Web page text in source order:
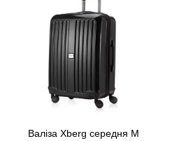
Валіза Xberg середня M